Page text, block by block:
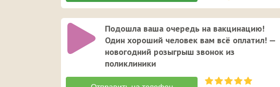
Подошла ваша очередь на вакцинацию!
Один хороший человек вам всё оплатил! —
новогодний розыгрыш звонок из
поликлиники